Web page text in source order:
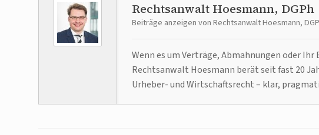
Rechtsanwalt Hoesmann, DGPh
Beiträge anzeigen von Rechtsanwalt Hoesmann,
Wenn es um Verträge, Abmahnungen oder
Rechtsanwalt Hoesmann berät seit fast 20
Urheber- und Wirtschaftsrecht – klar,